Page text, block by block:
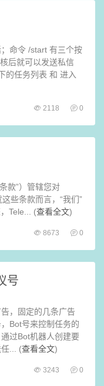
命令 /start 有三个按
后就可以发送私信
的任务列表 和 进入
2118 0
款”）管辖您对
些条款而言，“我们”
Tele... (查看全文)
8673 0
号
，固定的几条广告
Bot号来控制任务的
过Bot机器人创建要
... (查看全文)
3243 0